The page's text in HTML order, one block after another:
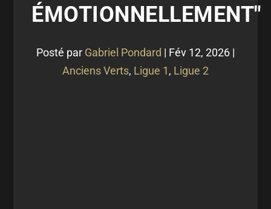
ÉMOTIONNELLEMENT"
Posté par Gabriel Pondard | Fév 12, 2026 |
Anciens Verts, Ligue 1, Ligue 2